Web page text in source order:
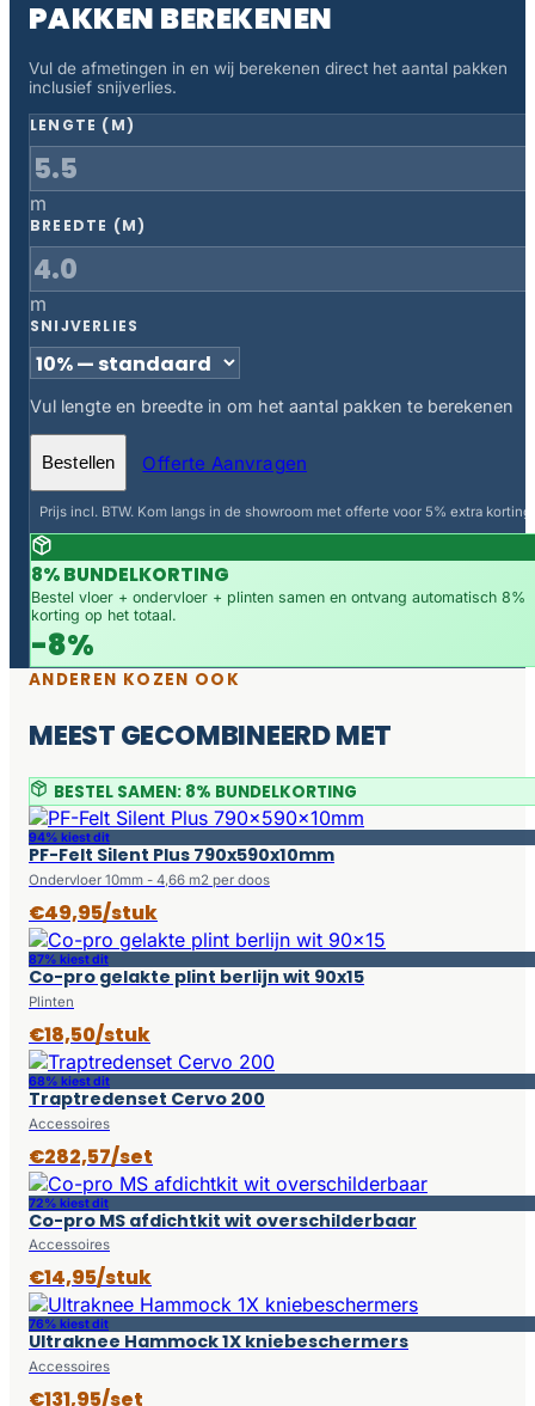
PAKKEN BEREKENEN
Vul de afmetingen in en wij berekenen direct het aantal pakken
inclusief snijverlies.
LENGTE (M)
m
BREEDTE (M)
m
SNIJVERLIES
Vul lengte en breedte in om het aantal pakken te berekenen
Bestellen Offerte Aanvragen
Prijs incl. BTW. Kom langs in de showroom met offerte voor 5% extra korting.
8% BUNDELKORTING
Bestel vloer + ondervloer + plinten samen en ontvang automatisch 8%
korting op het totaal.
-8%
ANDEREN KOZEN OOK
MEEST GECOMBINEERD MET
BESTEL SAMEN: 8% BUNDELKORTING
94% kiest dit
PF-Felt Silent Plus 790x590x10mm
Ondervloer 10mm - 4,66 m2 per doos
€49,95/stuk
87% kiest dit
Co-pro gelakte plint berlijn wit 90x15
Plinten
€18,50/stuk
68% kiest dit
Traptredenset Cervo 200
Accessoires
€282,57/set
72% kiest dit
Co-pro MS afdichtkit wit overschilderbaar
Accessoires
€14,95/stuk
76% kiest dit
Ultraknee Hammock 1X kniebeschermers
Accessoires
€131,95/set